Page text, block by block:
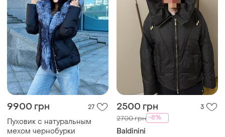
9900 грн 27
Пуховик с натуральным
мехом чернобурки
2500 грн 3
2700 грн -8%
Baldinini